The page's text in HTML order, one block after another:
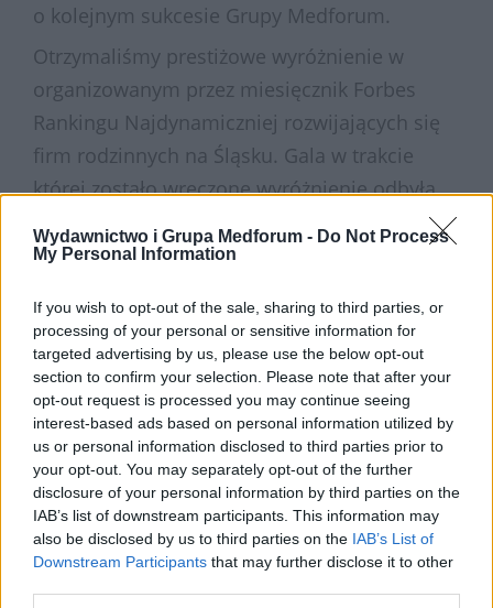
Wydawnictwo i Grupa Medforum - Do Not Process
My Personal Information
If you wish to opt-out of the sale, sharing to third parties, or
processing of your personal or sensitive information for
targeted advertising by us, please use the below opt-out
section to confirm your selection. Please note that after your
opt-out request is processed you may continue seeing
interest-based ads based on personal information utilized by
us or personal information disclosed to third parties prior to
your opt-out. You may separately opt-out of the further
disclosure of your personal information by third parties on the
IAB’s list of downstream participants. This information may
also be disclosed by us to third parties on the IAB’s List of
Downstream Participants that may further disclose it to other
o kolejnym sukcesie Grupy Medforum.
Otrzymaliśmy prestiżowe wyróżnienie w
organizowanym przez miesięcznik Forbes
Rankingu Najdynamiczniej rozwijających się
firm rodzinnych na Śląsku. Gala w trakcie
której zostało wręczone wyróżnienie odbyła
Monopol w Katowicach.
Znaleźliśmy się w prestiżowym gronie
najbardziej prężnie rozwijających się firm w
Polsce.
Jesteśmy dumni, że przynależymy do grona
najlepiej i najdynamiczniej rozwijających się
marek. Po zeszłorocznym sukcesie i